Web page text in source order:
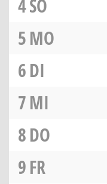
4SO
5MO
6DI
7MI
8DO
9FR